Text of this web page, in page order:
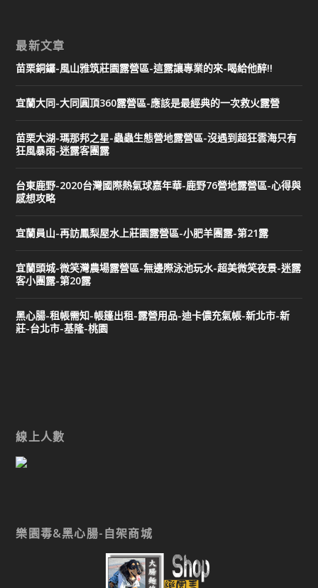
最新文章
苗栗銅鑼-風山雅筑莊園露營區-這露讓專業的來-喝給他醉!!
宜蘭大同-大同圓頂360露營區-應該是最經典的一次救火露營
苗栗大湖-瑪那邦之星-蟲蟲生態營地露營區-沒遇到超狂雲海只有
狂風暴雨-迷露客團露
台東鹿野-2020台灣國際熱氣球嘉年華-鹿野76營地露營區-心得與
感想攻略
宜蘭員山-再訪鳳梨屋水上莊園露營區-小肥羊團露-第21露
宜蘭頭城-微笑灣農場露營區-無邊際泳池玩水-超美微笑夜景-迷露
客小團露-第20露
黑心腸-租帳需知-帳篷出租-露營用品-迪卡儂充氣帳-新北市-新
莊-台北市-基隆-桃園
線上人數
樂園毒&黑心腸-自架商城